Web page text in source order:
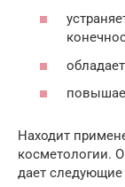
Находит
косметологии.
дает